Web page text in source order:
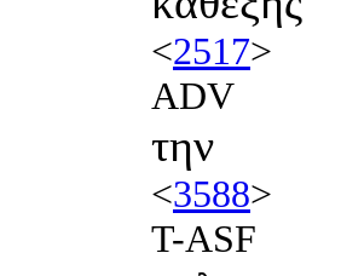
<2517>
ADV
την
<3588>
T-ASF